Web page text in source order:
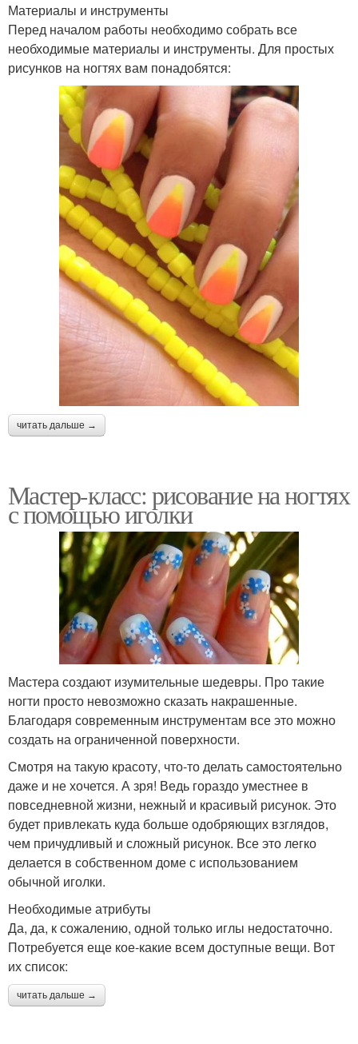
Материалы и инструменты
Перед началом работы необходимо собрать все
необходимые материалы и инструменты. Для простых
рисунков на ногтях вам понадобятся:
читать дальше →
Мастер-класс: рисование на ногтях
с помощью иголки
Мастера создают изумительные шедевры. Про такие
ногти просто невозможно сказать накрашенные.
Благодаря современным инструментам все это можно
создать на ограниченной поверхности.
Смотря на такую красоту, что-то делать самостоятельно
даже и не хочется. А зря! Ведь гораздо уместнее в
повседневной жизни, нежный и красивый рисунок. Это
будет привлекать куда больше одобряющих взглядов,
чем причудливый и сложный рисунок. Все это легко
делается в собственном доме с использованием
обычной иголки.
Необходимые атрибуты
Да, да, к сожалению, одной только иглы недостаточно.
Потребуется еще кое-какие всем доступные вещи. Вот
их список:
читать дальше →